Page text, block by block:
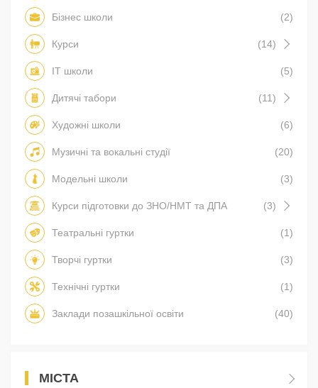
Бізнес школи (2)
Курси (14)
IT школи (5)
Дитячі табори (11)
Художні школи (6)
Музичні та вокальні студії (20)
Модельні школи (3)
Курси підготовки до ЗНО/НМТ та ДПА (3)
Театральні гуртки (1)
Творчі гуртки (3)
Технічні гуртки (1)
Заклади позашкільної освіти (40)
МІСТА